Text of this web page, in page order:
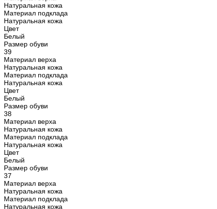
Натуральная кожа
Материал подклада
Натуральная кожа
Цвет
Белый
Размер обуви
39
Материал верха
Натуральная кожа
Материал подклада
Натуральная кожа
Цвет
Белый
Размер обуви
38
Материал верха
Натуральная кожа
Материал подклада
Натуральная кожа
Цвет
Белый
Размер обуви
37
Материал верха
Натуральная кожа
Материал подклада
Натуральная кожа